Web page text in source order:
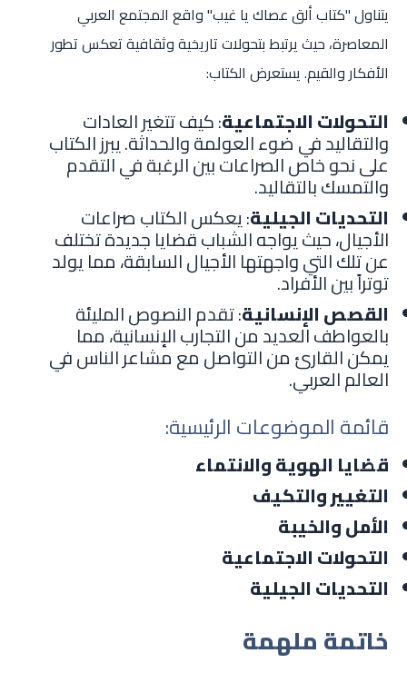
يتناول "كتاب ألق عصاك يا غيب" واقع المجتمع العربي
المعاصرة، حيث يرتبط بتحولات تاريخية وثقافية تعكس تطور
الأفكار والقيم. يستعرض الكتاب:
التحولات الاجتماعية: كيف تتغير العادات
والتقاليد في ضوء العولمة والحداثة. يبرز الكتاب
على نحو خاص الصراعات بين الرغبة في التقدم
والتمسك بالتقاليد.
التحديات الجيلية: يعكس الكتاب صراعات
الأجيال، حيث يواجه الشباب قضايا جديدة تختلف
عن تلك التي واجهتها الأجيال السابقة، مما يولد
توتراً بين الأفراد.
القصص الإنسانية: تقدم النصوص المليئة
بالعواطف العديد من التجارب الإنسانية، مما
يمكن القارئ من التواصل مع مشاعر الناس في
العالم العربي.
قائمة الموضوعات الرئيسية:
قضايا الهوية والانتماء
التغيير والتكيف
الأمل والخيبة
التحولات الاجتماعية
التحديات الجيلية
خاتمة ملهمة